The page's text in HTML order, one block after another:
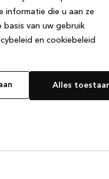
informatie die u aan ze
van uw gebruik
en cookiebeleid
Alles
(see the